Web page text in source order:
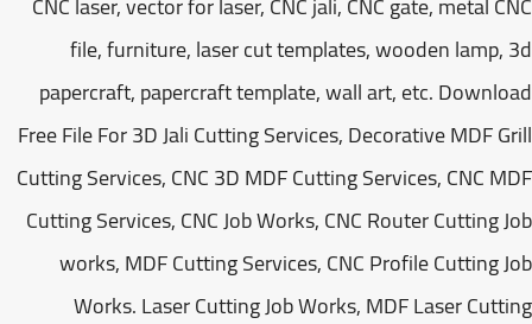
file, furniture, laser cut templates, wooden
papercraft, papercraft template, wall art, etc.
Free File For 3D Jali Cutting Services, Decorative MDF
Cutting Services, CNC 3D MDF Cutting Services, CNC
Cutting Services, CNC Job Works, CNC Router Cutting
works, MDF Cutting Services, CNC Profile Cutting
Works. Laser Cutting Job Works, MDF Laser